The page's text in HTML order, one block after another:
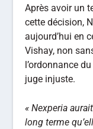
Après avoir un
cette décision,
aujourd’hui en
Vishay, non
l’ordonnance
juge injuste.
« Nexperia
long terme